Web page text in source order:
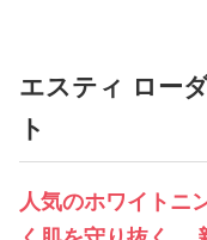
エスティ ロー
ト
人気のホワイトニ